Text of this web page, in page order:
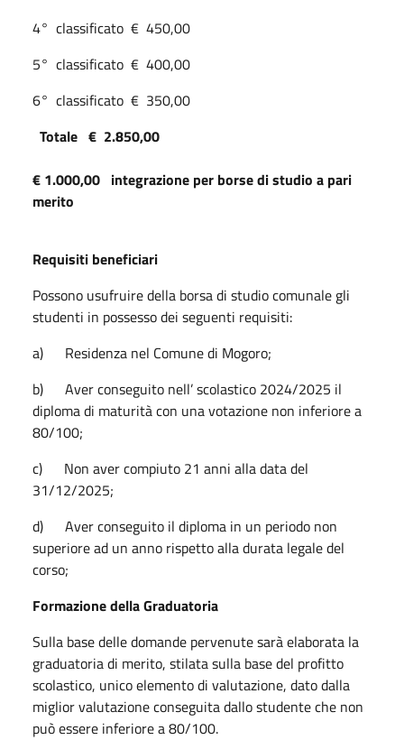
4° classificato € 450,00
5° classificato € 400,00
6° classificato € 350,00
Totale € 2.850,00
€ 1.000,00 integrazione per borse di studio a pari
merito
Requisiti beneficiari
Possono usufruire della borsa di studio comunale gli
studenti in possesso dei seguenti requisiti:
a) Residenza nel Comune di Mogoro;
b) Aver conseguito nell’ scolastico 2024/2025 il
diploma di maturità con una votazione non inferiore a
80/100;
c) Non aver compiuto 21 anni alla data del
31/12/2025;
d) Aver conseguito il diploma in un periodo non
superiore ad un anno rispetto alla durata legale del
corso;
Formazione della Graduatoria
Sulla base delle domande pervenute sarà elaborata la
graduatoria di merito, stilata sulla base del profitto
scolastico, unico elemento di valutazione, dato dalla
miglior valutazione conseguita dallo studente che non
può essere inferiore a 80/100.